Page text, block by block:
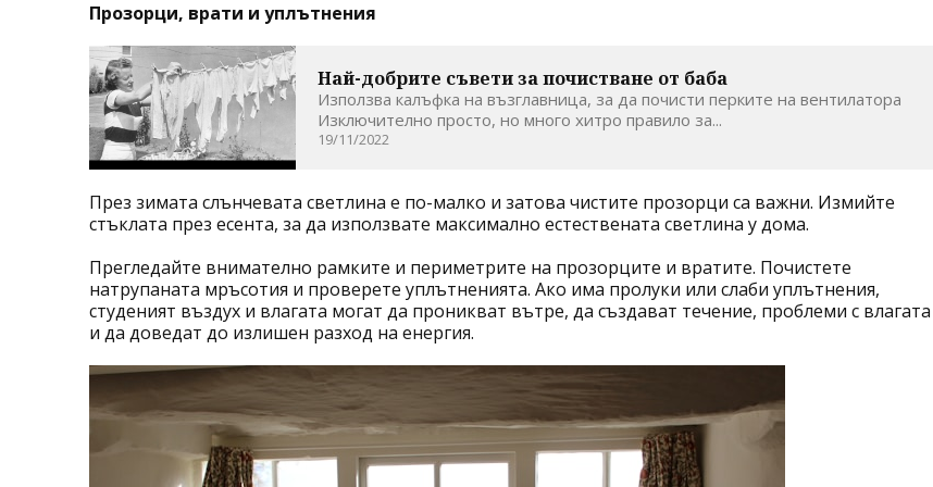
Прозорци, врати и уплътнения
Най-добрите съвети за почистване от баба
Използва калъфка на възглавница, за да почисти перките на вентилатора
Изключително просто, но много хитро правило за...
19/11/2022
През зимата слънчевата светлина е по-малко и затова чистите прозорци са важни. Измийте
стъклата през есента, за да използвате максимално естествената светлина у дома.
Прегледайте внимателно рамките и периметрите на прозорците и вратите. Почистете
натрупаната мръсотия и проверете уплътненията. Ако има пролуки или слаби уплътнения,
студеният въздух и влагата могат да проникват вътре, да създават течение, проблеми с влагата
и да доведат до излишен разход на енергия.